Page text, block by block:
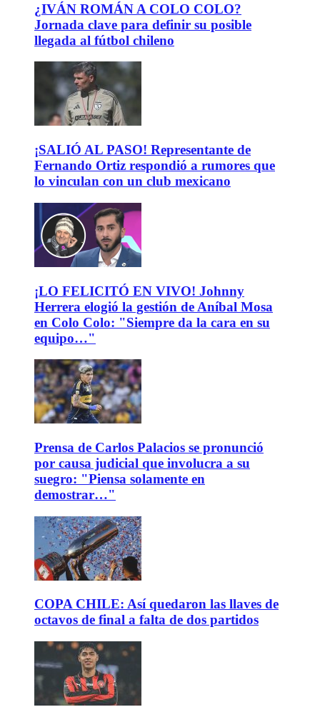
¿IVÁN ROMÁN A COLO COLO?
Jornada clave para definir su posible
llegada al fútbol chileno
¡SALIÓ AL PASO! Representante de
Fernando Ortiz respondió a rumores que
lo vinculan con un club mexicano
¡LO FELICITÓ EN VIVO! Johnny
Herrera elogió la gestión de Aníbal Mosa
en Colo Colo: "Siempre da la cara en su
equipo…"
Prensa de Carlos Palacios se pronunció
por causa judicial que involucra a su
suegro: "Piensa solamente en
demostrar…"
COPA CHILE: Así quedaron las llaves de
octavos de final a falta de dos partidos